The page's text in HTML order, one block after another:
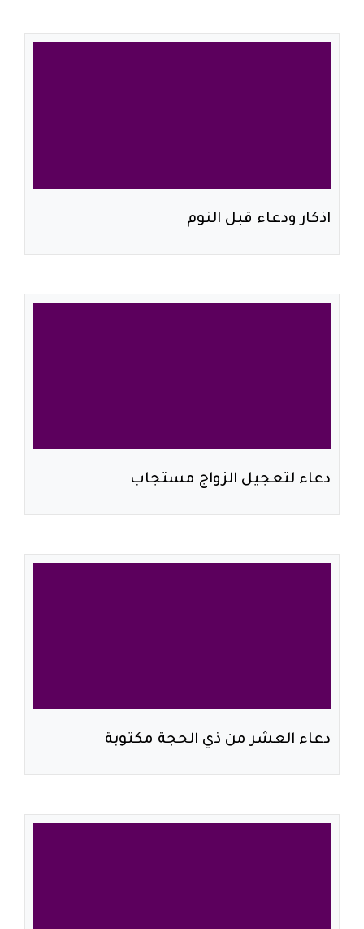
اذكار ودعاء قبل النوم
دعاء لتعجيل الزواج مستجاب
دعاء العشر من ذي الحجة مكتوبة